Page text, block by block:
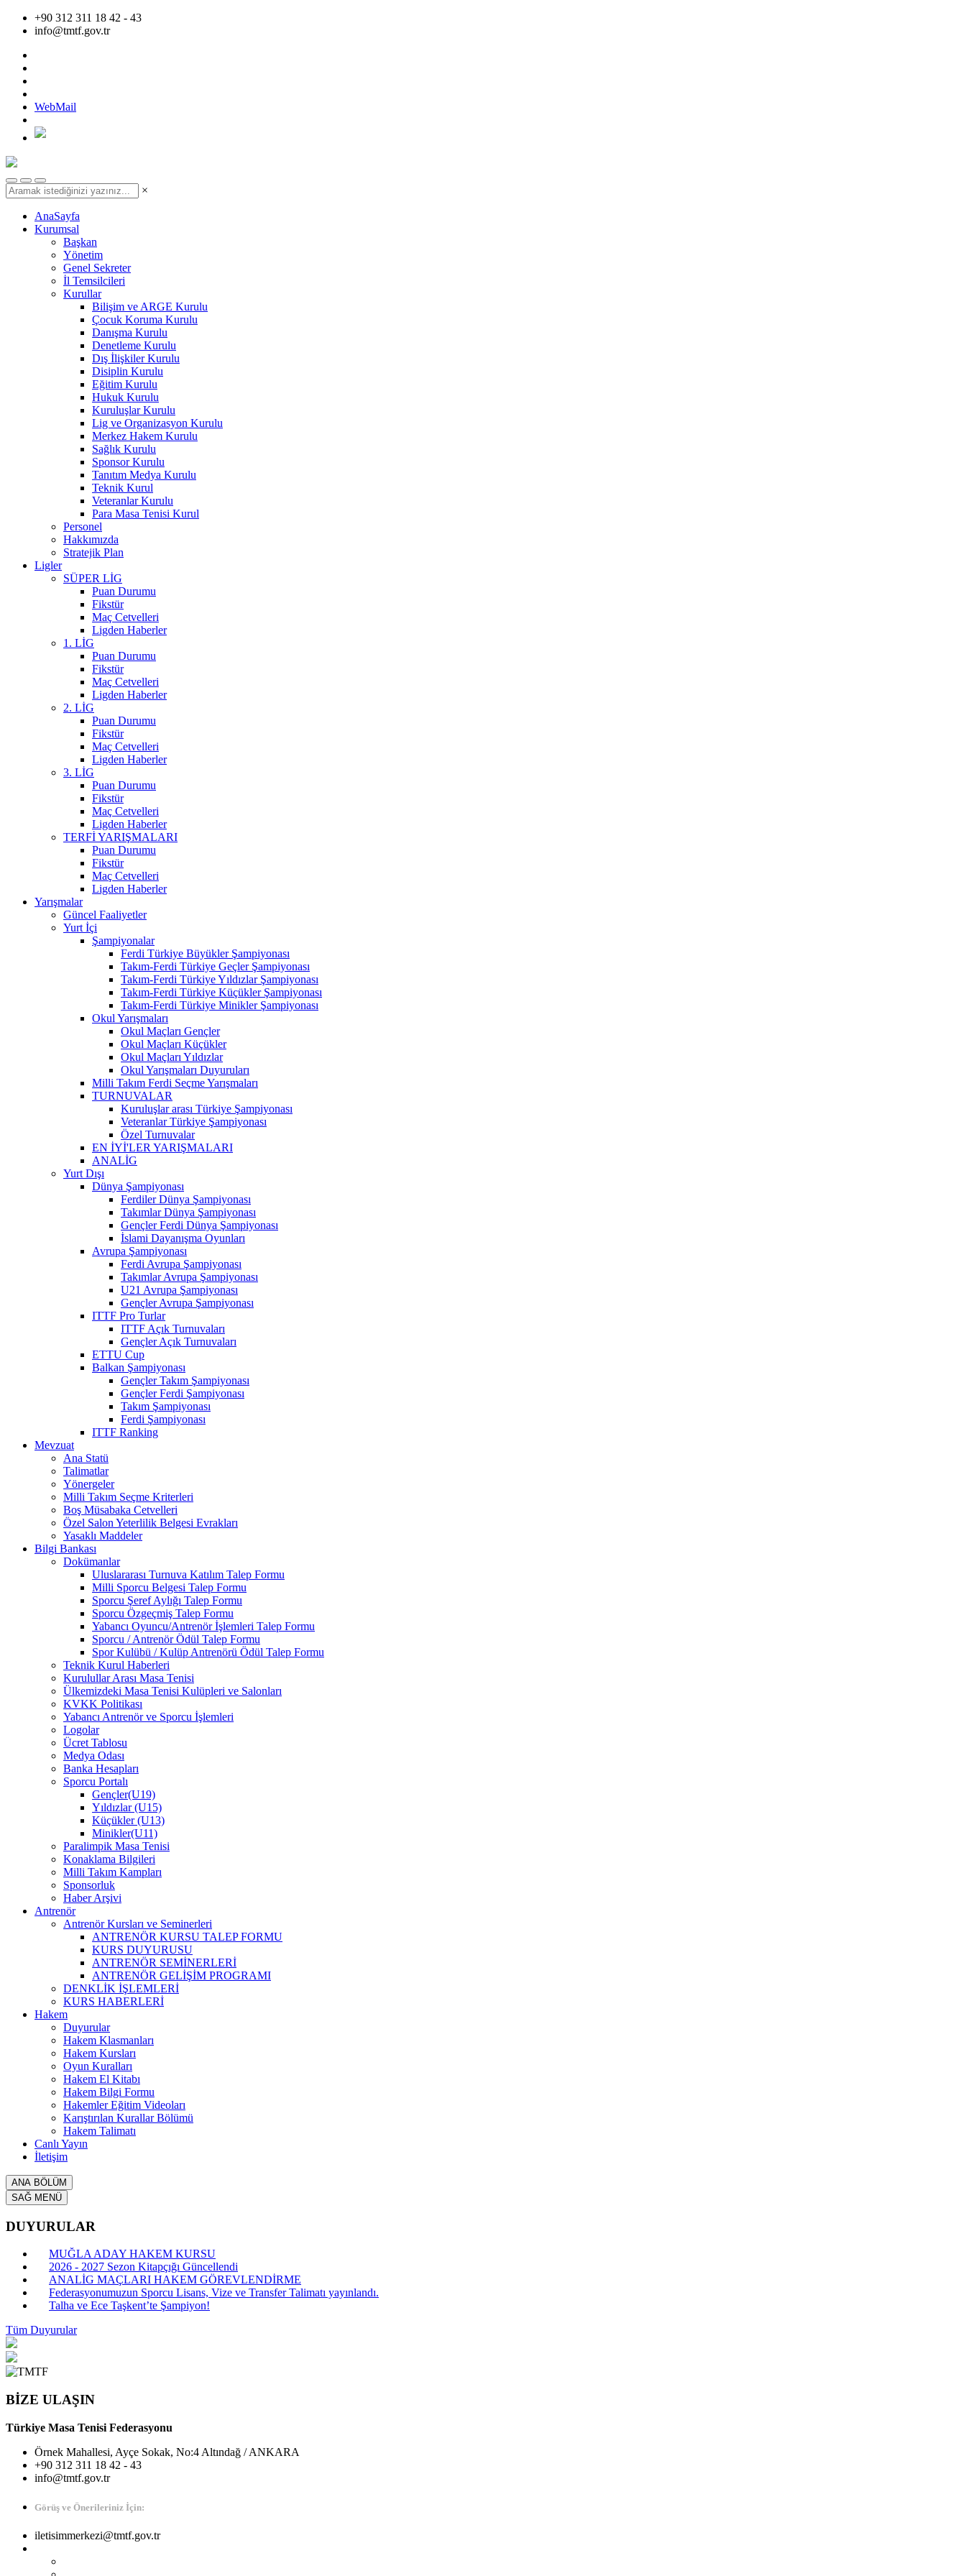
+90 312 311 18 42 - 43
info@tmtf.gov.tr
WebMail
×
AnaSayfa
Kurumsal
Başkan
Yönetim
Genel Sekreter
İl Temsilcileri
Kurullar
Bilişim ve ARGE Kurulu
Çocuk Koruma Kurulu
Danışma Kurulu
Denetleme Kurulu
Dış İlişkiler Kurulu
Disiplin Kurulu
Eğitim Kurulu
Hukuk Kurulu
Kuruluşlar Kurulu
Lig ve Organizasyon Kurulu
Merkez Hakem Kurulu
Sağlık Kurulu
Sponsor Kurulu
Tanıtım Medya Kurulu
Teknik Kurul
Veteranlar Kurulu
Para Masa Tenisi Kurul
Personel
Hakkımızda
Stratejik Plan
Ligler
SÜPER LİG
Puan Durumu
Fikstür
Maç Cetvelleri
Ligden Haberler
1. LİG
Puan Durumu
Fikstür
Maç Cetvelleri
Ligden Haberler
2. LİG
Puan Durumu
Fikstür
Maç Cetvelleri
Ligden Haberler
3. LİG
Puan Durumu
Fikstür
Maç Cetvelleri
Ligden Haberler
TERFİ YARIŞMALARI
Puan Durumu
Fikstür
Maç Cetvelleri
Ligden Haberler
Yarışmalar
Güncel Faaliyetler
Yurt İçi
Şampiyonalar
Ferdi Türkiye Büyükler Şampiyonası
Takım-Ferdi Türkiye Geçler Şampiyonası
Takım-Ferdi Türkiye Yıldızlar Şampiyonası
Takım-Ferdi Türkiye Küçükler Şampiyonası
Takım-Ferdi Türkiye Minikler Şampiyonası
Okul Yarışmaları
Okul Maçları Gençler
Okul Maçları Küçükler
Okul Maçları Yıldızlar
Okul Yarışmaları Duyuruları
Milli Takım Ferdi Seçme Yarışmaları
TURNUVALAR
Kuruluşlar arası Türkiye Şampiyonası
Veteranlar Türkiye Şampiyonası
Özel Turnuvalar
EN İYİ'LER YARIŞMALARI
ANALİG
Yurt Dışı
Dünya Şampiyonası
Ferdiler Dünya Şampiyonası
Takımlar Dünya Şampiyonası
Gençler Ferdi Dünya Şampiyonası
İslami Dayanışma Oyunları
Avrupa Şampiyonası
Ferdi Avrupa Şampiyonası
Takımlar Avrupa Şampiyonası
U21 Avrupa Şampiyonası
Gençler Avrupa Şampiyonası
ITTF Pro Turlar
ITTF Açık Turnuvaları
Gençler Açık Turnuvaları
ETTU Cup
Balkan Şampiyonası
Gençler Takım Şampiyonası
Gençler Ferdi Şampiyonası
Takım Şampiyonası
Ferdi Şampiyonası
ITTF Ranking
Mevzuat
Ana Statü
Talimatlar
Yönergeler
Milli Takım Seçme Kriterleri
Boş Müsabaka Cetvelleri
Özel Salon Yeterlilik Belgesi Evrakları
Yasaklı Maddeler
Bilgi Bankası
Dokümanlar
Uluslararası Turnuva Katılım Talep Formu
Milli Sporcu Belgesi Talep Formu
Sporcu Şeref Aylığı Talep Formu
Sporcu Özgeçmiş Talep Formu
Yabancı Oyuncu/Antrenör İşlemleri Talep Formu
Sporcu / Antrenör Ödül Talep Formu
Spor Kulübü / Kulüp Antrenörü Ödül Talep Formu
Teknik Kurul Haberleri
Kurulullar Arası Masa Tenisi
Ülkemizdeki Masa Tenisi Kulüpleri ve Salonları
KVKK Politikası
Yabancı Antrenör ve Sporcu İşlemleri
Logolar
Ücret Tablosu
Medya Odası
Banka Hesapları
Sporcu Portalı
Gençler(U19)
Yıldızlar (U15)
Küçükler (U13)
Minikler(U11)
Paralimpik Masa Tenisi
Konaklama Bilgileri
Milli Takım Kampları
Sponsorluk
Haber Arşivi
Antrenör
Antrenör Kursları ve Seminerleri
ANTRENÖR KURSU TALEP FORMU
KURS DUYURUSU
ANTRENÖR SEMİNERLERİ
ANTRENÖR GELİŞİM PROGRAMI
DENKLİK İŞLEMLERİ
KURS HABERLERİ
Hakem
Duyurular
Hakem Klasmanları
Hakem Kursları
Oyun Kuralları
Hakem El Kitabı
Hakem Bilgi Formu
Hakemler Eğitim Videoları
Karıştırılan Kurallar Bölümü
Hakem Talimatı
Canlı Yayın
İletişim
ANA BÖLÜM
SAĞ MENÜ
DUYURULAR
MUĞLA ADAY HAKEM KURSU
2026 - 2027 Sezon Kitapçığı Güncellendi
ANALİG MAÇLARI HAKEM GÖREVLENDİRME
Federasyonumuzun Sporcu Lisans, Vize ve Transfer Talimatı yayınlandı.
Talha ve Ece Taşkent’te Şampiyon!
Tüm Duyurular
BİZE ULAŞIN
Türkiye Masa Tenisi Federasyonu
Örnek Mahallesi, Ayçe Sokak, No:4 Altındağ / ANKARA
+90 312 311 18 42 - 43
info@tmtf.gov.tr
Görüş ve Önerileriniz İçin:
iletisimmerkezi@tmtf.gov.tr